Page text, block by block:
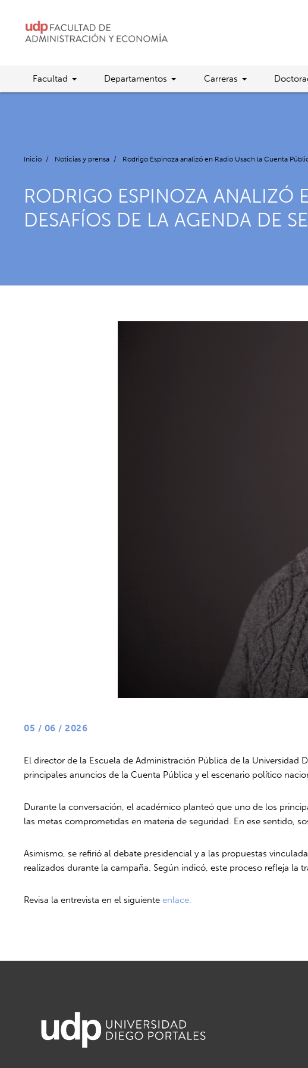
Facultad Departamentos Carreras
Inicio / Noticias y prensa / Rodrigo Espinoza analizó en Radio Usach la Cuenta
RODRIGO ESPINOZA ANALIZÓ
DESAFÍOS DE LA AGENDA DE
05 / 06 / 2026
El director de la Escuela de Administración Pública de la
principales anuncios de la Cuenta Pública y el escenario político
Durante la conversación, el académico planteó que uno de los
las metas comprometidas en materia de seguridad. En ese sentido,
Asimismo, se refirió al debate presidencial y a las propuestas
realizados durante la campaña. Según indicó, este proceso refleja la
Revisa la entrevista en el siguienteenlace.